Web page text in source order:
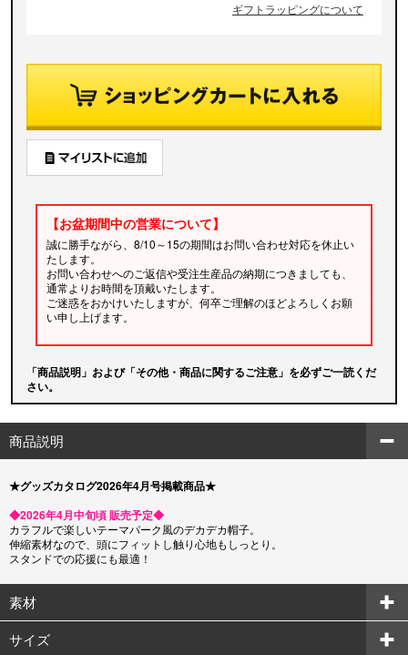
ギフトラッピングについて
【お盆期間中の営業について】
誠に勝手ながら、8/10～15の期間はお問い合わせ対応を休止い
たします。
お問い合わせへのご返信や受注生産品の納期につきましても、
通常よりお時間を頂戴いたします。
ご迷惑をおかけいたしますが、何卒ご理解のほどよろしくお願
い申し上げます。
「商品説明」および「その他・商品に関するご注意」を必ずご一読くだ
さい。
商品説明
★グッズカタログ2026年4月号掲載商品★
◆2026年4月中旬頃 販売予定◆
カラフルで楽しいテーマパーク風のデカデカ帽子。
伸縮素材なので、頭にフィットし触り心地もしっとり。
スタンドでの応援にも最適！
素材
サイズ